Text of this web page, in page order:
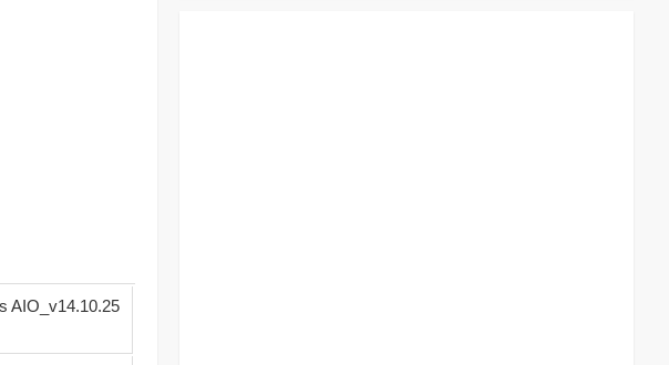
AIO_v14.10.25